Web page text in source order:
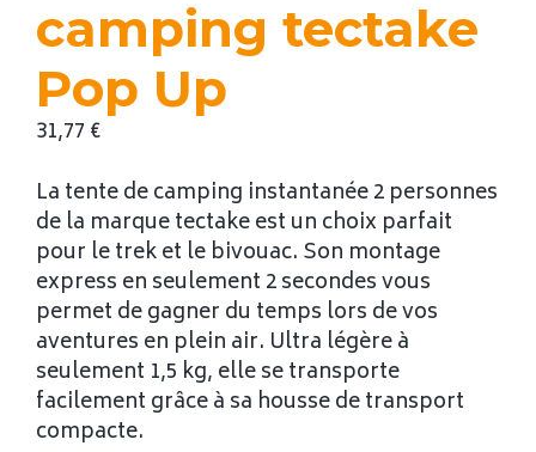
camping tectake
Pop Up
31,77 €
La tente de camping instantanée 2 personnes
de la marque tectake est un choix parfait
pour le trek et le bivouac. Son montage
express en seulement 2 secondes vous
permet de gagner du temps lors de vos
aventures en plein air. Ultra légère à
seulement 1,5 kg, elle se transporte
facilement grâce à sa housse de transport
compacte.